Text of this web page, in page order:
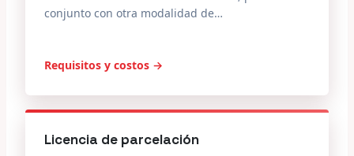
conjunto con otra modalidad de…
Requisitos y costos →
Licencia de parcelación